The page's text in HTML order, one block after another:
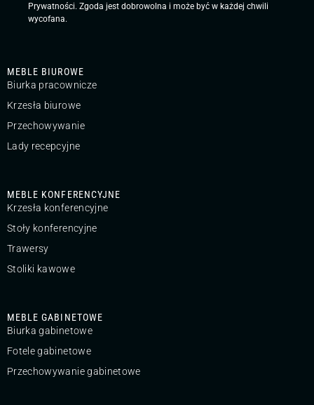
MEBLE BIUROWE
Biurka pracownicze
Krzesła biurowe
Przechowywanie
Lady recepcyjne
MEBLE KONFERENCYJNE
Krzesła konferencyjne
Stoły konferencyjne
Trawersy
Stoliki kawowe
MEBLE GABINETOWE
Biurka gabinetowe
Fotele gabinetowe
Przechowywanie gabinetowe
Prywatności. Zgoda jest dobrowolna i może być w każdej chwili
wycofana.